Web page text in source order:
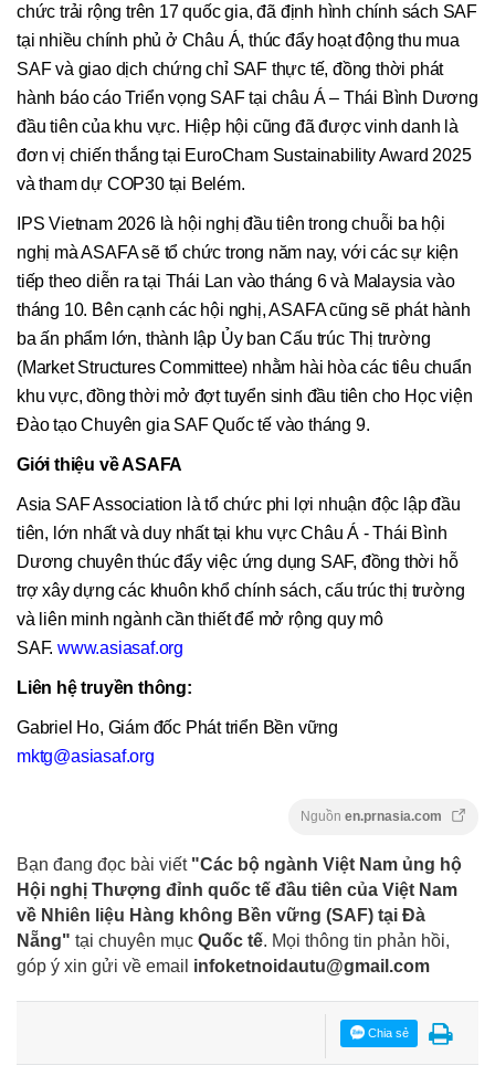
chức trải rộng trên 17 quốc gia, đã định hình chính sách SAF
tại nhiều chính phủ ở Châu Á, thúc đẩy hoạt động thu mua
SAF và giao dịch chứng chỉ SAF thực tế, đồng thời phát
hành báo cáo Triển vọng SAF tại châu Á – Thái Bình Dương
đầu tiên của khu vực. Hiệp hội cũng đã được vinh danh là
đơn vị chiến thắng tại EuroCham Sustainability Award 2025
và tham dự COP30 tại Belém.
IPS Vietnam 2026 là hội nghị đầu tiên trong chuỗi ba hội
nghị mà ASAFA sẽ tổ chức trong năm nay, với các sự kiện
tiếp theo diễn ra tại Thái Lan vào tháng 6 và Malaysia vào
tháng 10. Bên cạnh các hội nghị, ASAFA cũng sẽ phát hành
ba ấn phẩm lớn, thành lập Ủy ban Cấu trúc Thị trường
(Market Structures Committee) nhằm hài hòa các tiêu chuẩn
khu vực, đồng thời mở đợt tuyển sinh đầu tiên cho Học viện
Đào tạo Chuyên gia SAF Quốc tế vào tháng 9.
Giới thiệu về ASAFA
Asia SAF Association là tổ chức phi lợi nhuận độc lập đầu
tiên, lớn nhất và duy nhất tại khu vực Châu Á - Thái Bình
Dương chuyên thúc đẩy việc ứng dụng SAF, đồng thời hỗ
trợ xây dựng các khuôn khổ chính sách, cấu trúc thị trường
và liên minh ngành cần thiết để mở rộng quy mô
SAF. www.asiasaf.org
Liên hệ truyền thông:
Gabriel Ho, Giám đốc Phát triển Bền vững
mktg@asiasaf.org
Nguồn en.prnasia.com
Bạn đang đọc bài viết "Các bộ ngành Việt Nam ủng hộ
Hội nghị Thượng đỉnh quốc tế đầu tiên của Việt Nam
về Nhiên liệu Hàng không Bền vững (SAF) tại Đà
Nẵng" tại chuyên mục Quốc tế. Mọi thông tin phản hồi,
góp ý xin gửi về email infoketnoidautu@gmail.com
Chia sẻ